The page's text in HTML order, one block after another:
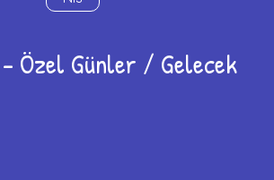
Özel Günler / Gelecek